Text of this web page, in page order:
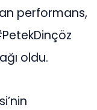
performans,
oldu.